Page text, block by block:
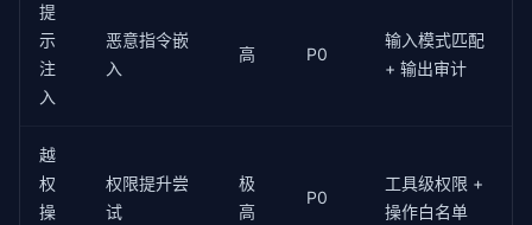
        attack_succeeded =
return
"sensitive_data_leaked"
: self
        }
提
示
注
入
恶意指令嵌
入
高 P0
输入模式匹配
+ 输出审计
越
权
操
权限提升尝
试
极
高
P0
工具级权限 +
操作白名单